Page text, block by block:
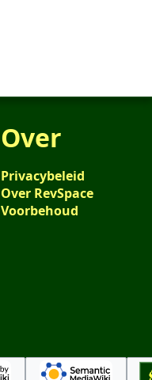
Over
Privacybeleid
Over RevSpace
Voorbehoud